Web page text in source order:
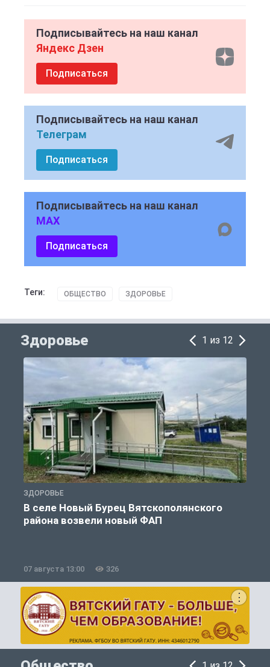
Подписывайтесь на наш канал
Яндекс Дзен
Подписаться
Подписывайтесь на наш канал
Телеграм
Подписаться
Подписывайтесь на наш канал
MAX
Подписаться
Теги: ОБЩЕСТВО ЗДОРОВЬЕ
Здоровье 1 из 12
ЗДОРОВЬЕ
В селе Новый Бурец Вятскополянского
района возвели новый ФАП
07 августа 13:00 326